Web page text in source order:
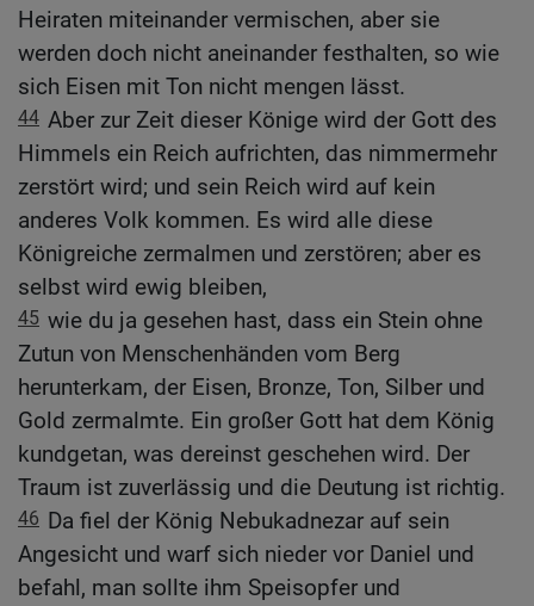
Heiraten miteinander vermischen, aber sie
werden doch nicht aneinander festhalten, so wie
sich Eisen mit Ton nicht mengen lässt.
44 Aber zur Zeit dieser Könige wird der Gott des
Himmels ein Reich aufrichten, das nimmermehr
zerstört wird; und sein Reich wird auf kein
anderes Volk kommen. Es wird alle diese
Königreiche zermalmen und zerstören; aber es
selbst wird ewig bleiben,
45 wie du ja gesehen hast, dass ein Stein ohne
Zutun von Menschenhänden vom Berg
herunterkam, der Eisen, Bronze, Ton, Silber und
Gold zermalmte. Ein großer Gott hat dem König
kundgetan, was dereinst geschehen wird. Der
Traum ist zuverlässig und die Deutung ist richtig.
46 Da fiel der König Nebukadnezar auf sein
Angesicht und warf sich nieder vor Daniel und
befahl, man sollte ihm Speisopfer und